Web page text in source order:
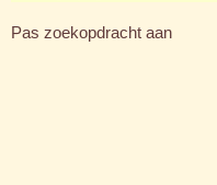
Pas zoekopdracht aan